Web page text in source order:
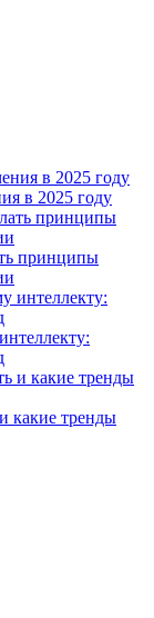
в 2025 году
принципы
какие тренды